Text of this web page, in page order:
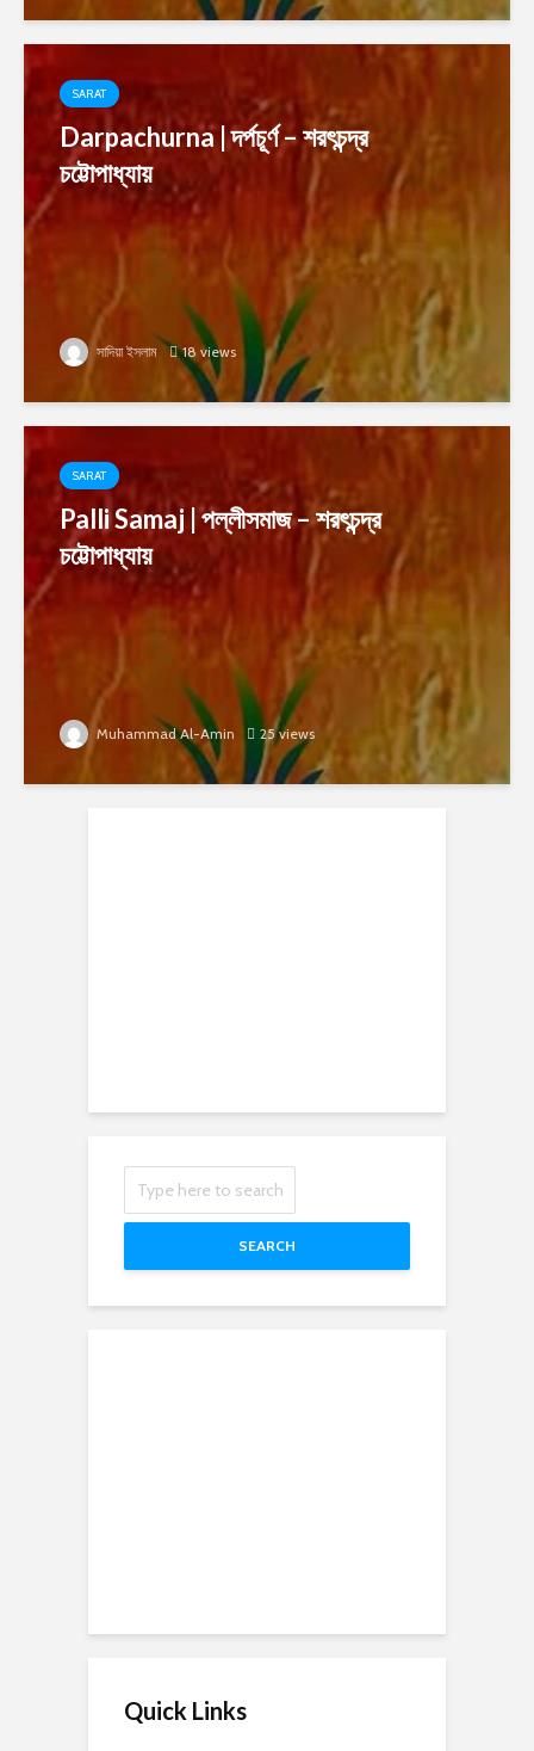
SARAT
Darpachurna | দর্পচূর্ণ – শরৎচন্দ্র
চট্টোপাধ্যায়
সাদিয়া ইসলাম 18 views
SARAT
Palli Samaj | পল্লীসমাজ – শরৎচন্দ্র
চট্টোপাধ্যায়
Muhammad Al-Amin 25 views
SEARCH
Quick Links